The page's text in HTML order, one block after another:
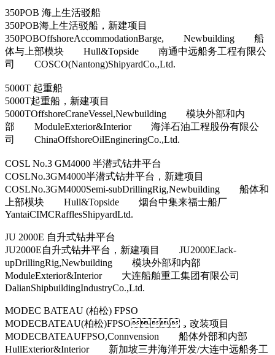
350POB 海上生活驳船
350POB海上生活驳船，新建项目
350POBOffshoreAccommodationBarge, Newbuilding 船
体与上部模块 Hull&Topside 南通中远船务工程有限公
司 COSCO(Nantong)ShipyardCo.,Ltd.
5000T 起重船
5000T起重船，新建项目
5000TOffshoreCraneVessel,Newbuilding 模块外部和内
部 ModuleExterior&Interior 海洋石油工程股份有限公
司 ChinaOffshoreOilEngineringCo.,Ltd.
COSL No.3 GM4000 半潜式钻井平台
COSLNo.3GM4000半潜式钻井平台，新建项目
COSLNo.3GM4000Semi-subDrillingRig,Newbuilding 船体和
上部模块 Hull&Topside 烟台中集来福士船厂
YantaiCIMCRafflesShipyardLtd.
JU 2000E 自升式钻井平台
JU2000E自升式钻井平台，新建项目 JU2000EJack-
upDrillingRig,Newbuilding 模块外部和内部
ModuleExterior&Interior 大连船舶重工集团有限公司
DalianShipbuildingIndustryCo.,Ltd.
MODEC BATEAU (柏松) FPSO
MODECBATEAU(柏松)FPSO，改装项目
MODECBATEAUFPSO,Connvension 船体外部和内部
HullExterior&Interior 新加坡三井海洋开发/大连中远船务工